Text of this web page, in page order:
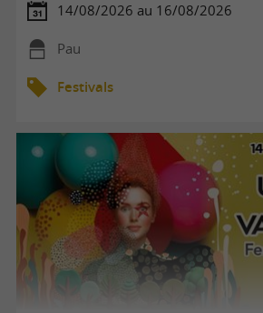
14/08/2026 au 16/08/2026
Pau
Festivals